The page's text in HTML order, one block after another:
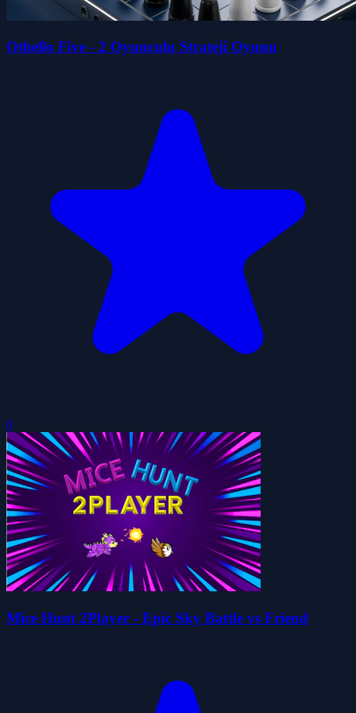
Othello Five - 2 Oyunculu Strateji Oyunu
0
Mice Hunt 2Player - Epic Sky Battle vs Friend